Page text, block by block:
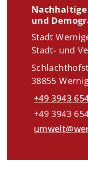
und
Stadt
Stadt- und
38855
+49 3943
+49 3943